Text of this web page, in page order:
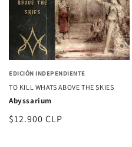
EDICIÓN INDEPENDIENTE
TO KILL WHATS ABOVE THE SKIES
Abyssarium
Precio
$12.900 CLP